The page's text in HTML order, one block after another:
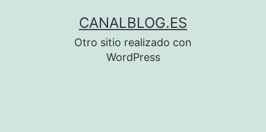
CANALBLOG.ES
Otro sitio realizado con
WordPress